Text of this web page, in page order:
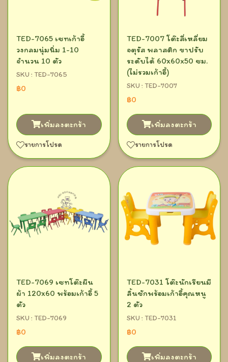
TED-7065 เซทเก้าอี้
วงกลมนุ่มนิ่ม 1-10
จำนวน 10 ตัว
SKU : TED-7065
฿0
เพิ่มลงตะกร้า
รายการโปรด
TED-7007 โต๊ะสี่เหลี่ยม
จตุรัส พลาสติก ขาปรับ
ระดับได้ 60x60x50 ซม.
(ไม่รวมเก้าอี้)
SKU : TED-7007
฿0
เพิ่มลงตะกร้า
รายการโปรด
TED-7069 เซทโต๊ะผืน
ผ้า 120x60 พร้อมเก้าอี้ 5
ตัว
SKU : TED-7069
฿0
เพิ่มลงตะกร้า
TED-7031 โต๊ะนักเรียนมี
ลิ้นชักพร้อมเก้าอี้คุณหนู
2 ตัว
SKU : TED-7031
฿0
เพิ่มลงตะกร้า